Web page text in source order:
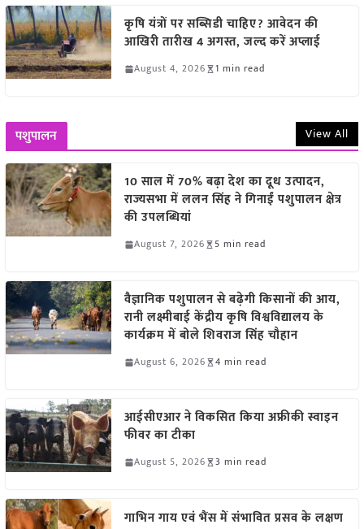
कृषि यंत्रों पर सब्सिडी चाहिए? आवेदन की
आखिरी तारीख 4 अगस्त, जल्द करें अप्लाई
August 4, 2026 1 min read
पशुपालन View All
10 साल में 70% बढ़ा देश का दूध उत्पादन,
राज्यसभा में ललन सिंह ने गिनाईं पशुपालन क्षेत्र
की उपलब्धियां
August 7, 2026 5 min read
वैज्ञानिक पशुपालन से बढ़ेगी किसानों की आय,
रानी लक्ष्मीबाई केंद्रीय कृषि विश्वविद्यालय के
कार्यक्रम में बोले शिवराज सिंह चौहान
August 6, 2026 4 min read
आईसीएआर ने विकसित किया अफ्रीकी स्वाइन
फीवर का टीका
August 5, 2026 3 min read
गाभिन गाय एवं भैंस में संभावित प्रसव के लक्षण